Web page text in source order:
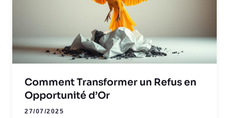
Comment Transformer un Refus en
Opportunité d’Or
27/07/2025